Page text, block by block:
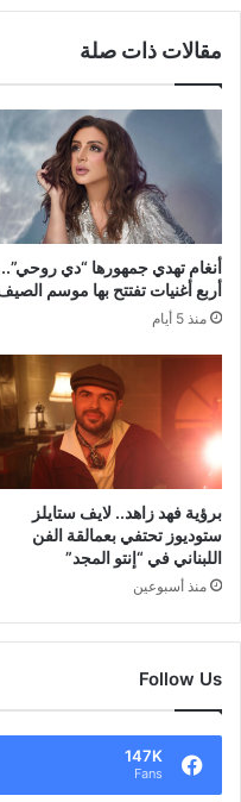
مقالات ذات صلة
أنغام تهدي جمهورها “دي روحي”..
أربع أغنيات تفتتح بها موسم
منذ 5 أيام
برؤية فهد زاهد.. لايف ستايلز
ستوديوز تحتفي بعمالقة الفن
اللبناني في “إنتو المجد”
منذ أسبوعين
Follow Us
147K
Fans